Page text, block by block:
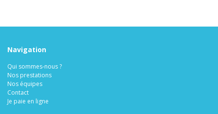
Navigation
Qui sommes-nous ?
Nos prestations
Nos équipes
Contact
Je paie en ligne